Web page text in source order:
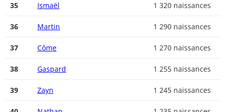
35 Ismaël 1 320 naissances
36 Martin 1 290 naissances
37 Côme 1 270 naissances
38 Gaspard 1 255 naissances
39 Zayn 1 245 naissances